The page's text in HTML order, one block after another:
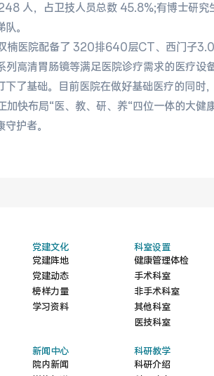
人，占卫技人员总数 45.8%;有博士研
。
楠医院配备了 320排640层CT、西门子
列高清胃肠镜等满足医院诊疗需求的医疗
下了基础。目前医院在做好基础医疗的同时
加快布局“医、教、研、养“四位一体的大
护者。
党建文化
党建阵地
党建动态
榜样力量
学习资料
科室设置
健康管理体检
手术科室
非手术科室
其他科室
医技科室
新闻中心
院内新闻
科研教学
科研介绍